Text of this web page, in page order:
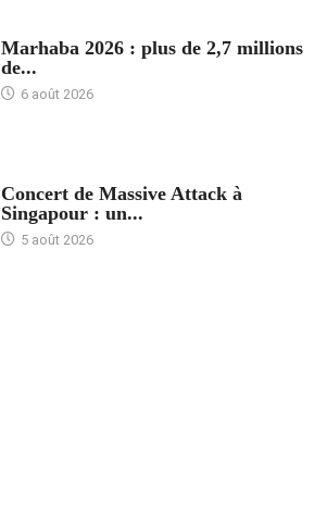
Marhaba 2026 : plus de 2,7 millions
de...
6 août 2026
Concert de Massive Attack à
Singapour : un...
5 août 2026